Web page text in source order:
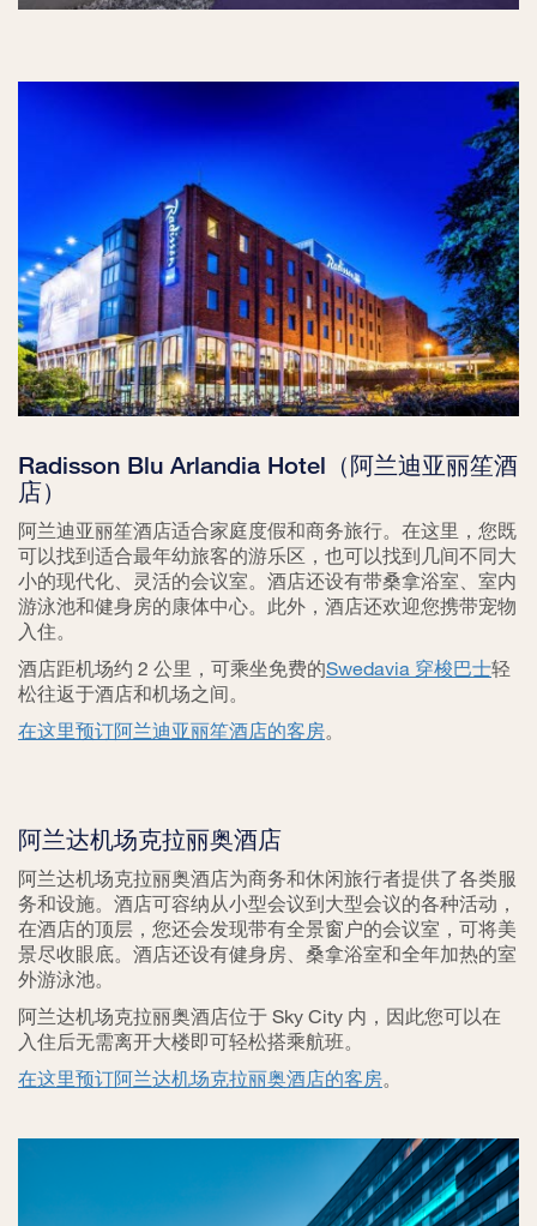
Radisson Blu Arlandia Hotel（阿兰迪亚丽笙酒
店）
阿兰迪亚丽笙酒店适合家庭度假和商务旅行。在这里，您既
可以找到适合最年幼旅客的游乐区，也可以找到几间不同大
小的现代化、灵活的会议室。酒店还设有带桑拿浴室、室内
游泳池和健身房的康体中心。此外，酒店还欢迎您携带宠物
入住。
酒店距机场约 2 公里，可乘坐免费的Swedavia 穿梭巴士轻
松往返于酒店和机场之间。
在这里预订阿兰迪亚丽笙酒店的客房
阿兰达机场克拉丽奥酒店
阿兰达机场克拉丽奥酒店为商务和休闲旅行者提供了各类服
务和设施。酒店可容纳从小型会议到大型会议的各种活动，
在酒店的顶层，您还会发现带有全景窗户的会议室，可将美
景尽收眼底。酒店还设有健身房、桑拿浴室和全年加热的室
外游泳池。
阿兰达机场克拉丽奥酒店位于 Sky City 内，因此您可以在
入住后无需离开大楼即可轻松搭乘航班。
在这里预订阿兰达机场克拉丽奥酒店的客房